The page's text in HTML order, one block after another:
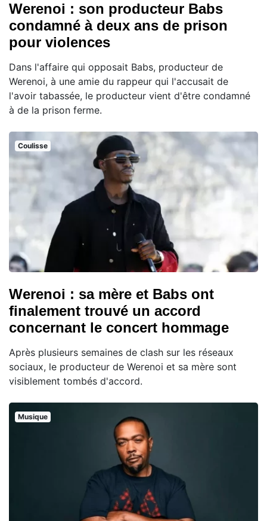
Werenoi : son producteur Babs
condamné à deux ans de prison
pour violences
Dans l'affaire qui opposait Babs, producteur de
Werenoi, à une amie du rappeur qui l'accusait de
l'avoir tabassée, le producteur vient d'être condamné
à de la prison ferme.
Coulisse
Werenoi : sa mère et Babs ont
finalement trouvé un accord
concernant le concert hommage
Après plusieurs semaines de clash sur les réseaux
sociaux, le producteur de Werenoi et sa mère sont
visiblement tombés d'accord.
Musique